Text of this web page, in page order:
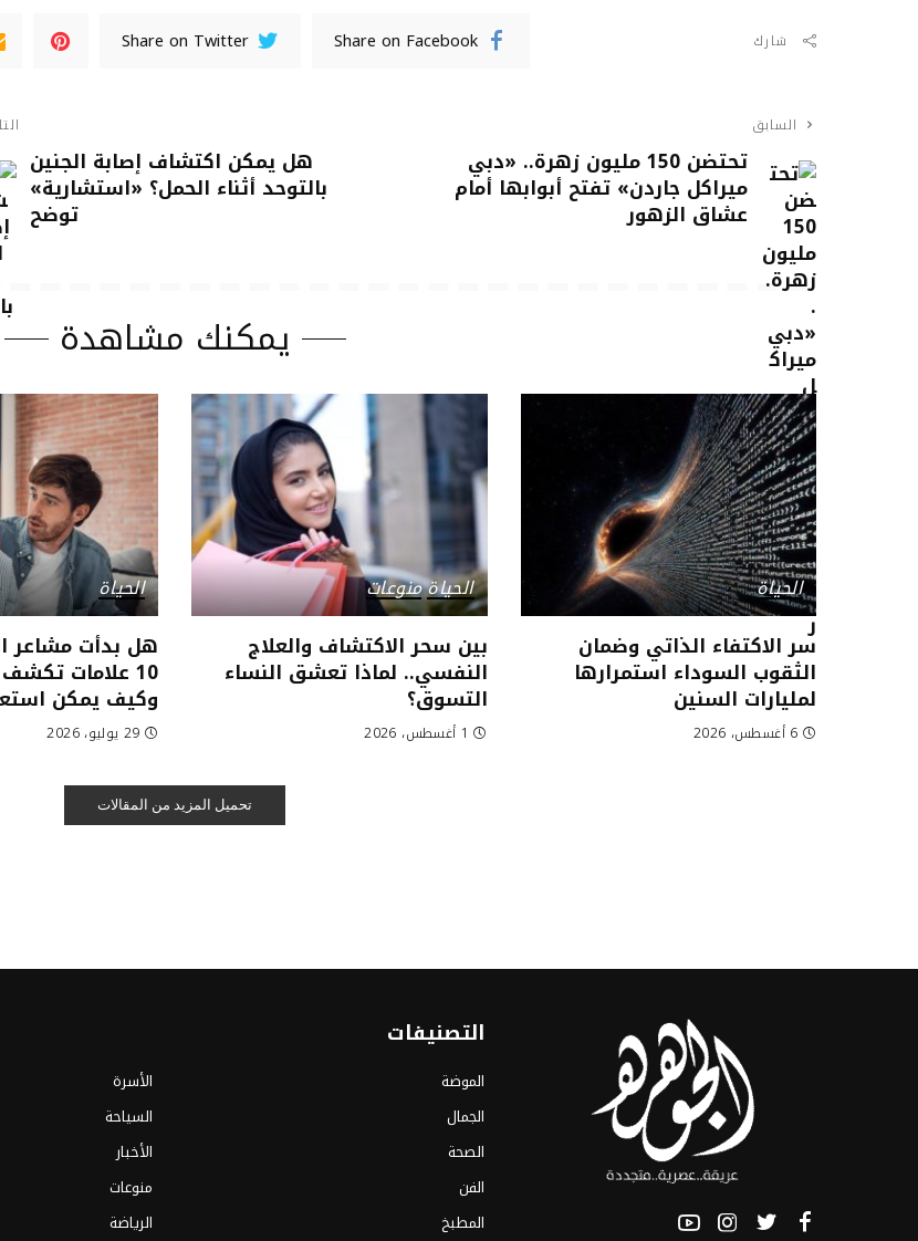
شارك Share on Facebook
Share on Twitter
السابق
تحتضن 150 مليون زهرة.. «دبي
ميراكل جاردن» تفتح أبوابها أمام
عشاق الزهور
هل يمكن اكتشاف إصابة الجنين
بالتوحد أثناء الحمل؟ «استشارية»
توضح
يمكنك مشاهدة
الحياة
سر الاكتفاء الذاتي وضمان
الثقوب السوداء استمرارها
لمليارات السنين
6 أغسطس، 2026
الحياةمنوعات
بين سحر الاكتشاف والعلاج
النفسي.. لماذا تعشق النساء
التسوق؟
1 أغسطس، 2026
الحياة
هل بدأت مشاعر
10 علامات
وكيف يمكن
29 يوليو، 2026
تحميل المزيد من المقالات
التصنيفات
الموضة
الجمال
الصحة
الفن
المطبخ
الأسرة
السياحة
الأخبار
منوعات
الرياضة